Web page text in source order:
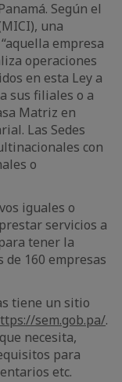
Según el
una
empresa
operaciones
en esta Ley a
sus filiales o a
Matriz en
Las Sedes
con
o
iguales o
servicios a
tener la
de 160 empresas
tiene un sitio
sem.gob.pa/.
necesita,
para
etc.